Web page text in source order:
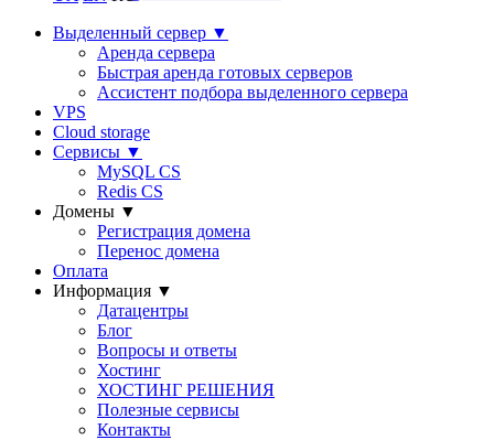
Выделенный сервер ▼
Аренда сервера
Быстрая аренда готовых серверов
Ассистент подбора выделенного сервера
VPS
Cloud storage
Сервисы ▼
MySQL CS
Redis CS
Домены ▼
Регистрация домена
Перенос домена
Оплата
Информация ▼
Датацентры
Блог
Вопросы и ответы
Хостинг
ХОСТИНГ РЕШЕНИЯ
Полезные сервисы
Контакты